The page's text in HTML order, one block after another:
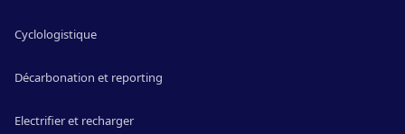
Cyclologistique
Décarbonation et reporting
Electrifier et recharger